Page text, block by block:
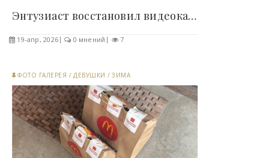
Энтузиаст восстановил видеокарту необычным..
19-апр, 2026 0 мнений 7
ФОТО ГАЛЕРЕЯ / ДЕВУШКИ /ЗИМА